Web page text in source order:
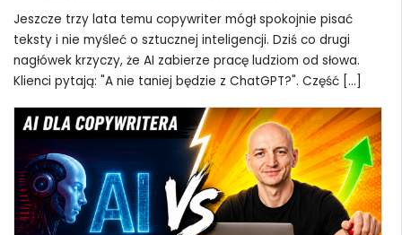
Jeszcze trzy lata temu copywriter mógł spokojnie pisać
teksty i nie myśleć o sztucznej inteligencji. Dziś co drugi
nagłówek krzyczy, że AI zabierze pracę ludziom od słowa.
Klienci pytają: "A nie taniej będzie z ChatGPT?". Część [...]